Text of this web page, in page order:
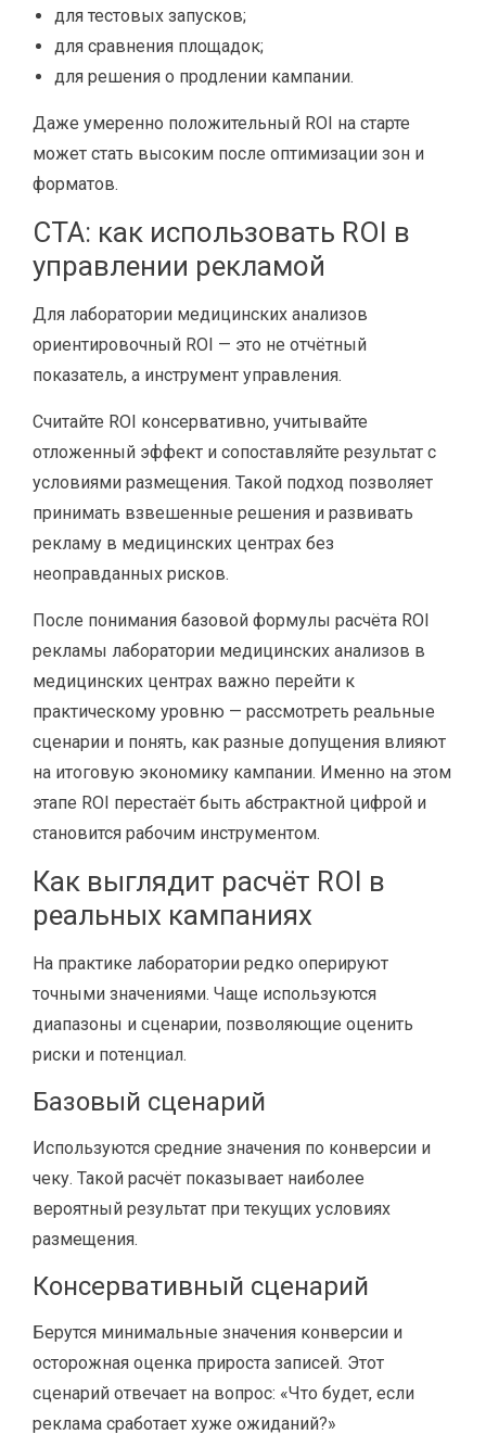
для тестовых запусков;
для сравнения площадок;
для решения о продлении кампании.
Даже умеренно положительный ROI на старте
может стать высоким после оптимизации зон и
форматов.
CTA: как использовать ROI в
управлении рекламой
Для лаборатории медицинских анализов
ориентировочный ROI — это не отчётный
показатель, а инструмент управления.
Считайте ROI консервативно, учитывайте
отложенный эффект и сопоставляйте результат с
условиями размещения. Такой подход позволяет
принимать взвешенные решения и развивать
рекламу в медицинских центрах без
неоправданных рисков.
После понимания базовой формулы расчёта ROI
рекламы лаборатории медицинских анализов в
медицинских центрах важно перейти к
практическому уровню — рассмотреть реальные
сценарии и понять, как разные допущения влияют
на итоговую экономику кампании. Именно на этом
этапе ROI перестаёт быть абстрактной цифрой и
становится рабочим инструментом.
Как выглядит расчёт ROI в
реальных кампаниях
На практике лаборатории редко оперируют
точными значениями. Чаще используются
диапазоны и сценарии, позволяющие оценить
риски и потенциал.
Базовый сценарий
Используются средние значения по конверсии и
чеку. Такой расчёт показывает наиболее
вероятный результат при текущих условиях
размещения.
Консервативный сценарий
Берутся минимальные значения конверсии и
осторожная оценка прироста записей. Этот
сценарий отвечает на вопрос: «Что будет, если
реклама сработает хуже ожиданий?»